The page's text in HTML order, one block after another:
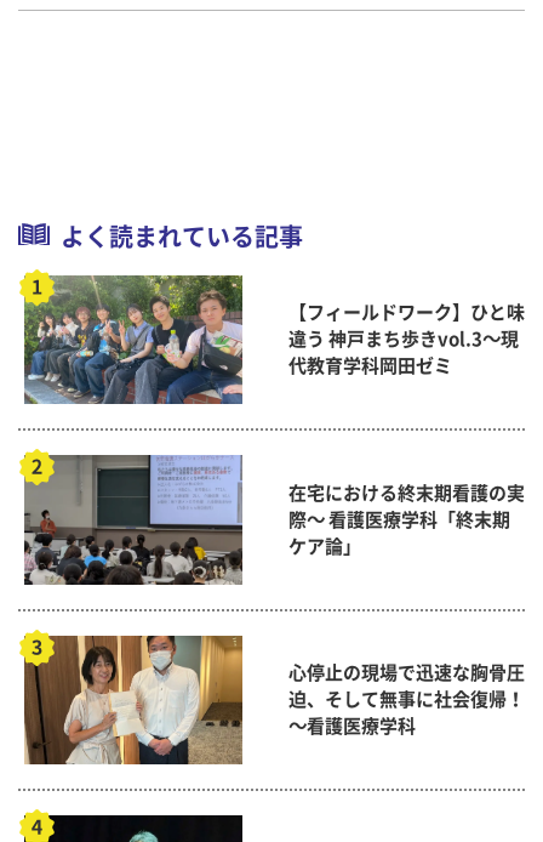
よく読まれている記事
【フィールドワーク】ひと味
違う 神戸まち歩きvol.3～現
代教育学科岡田ゼミ
在宅における終末期看護の実
際～ 看護医療学科「終末期
ケア論」
心停止の現場で迅速な胸骨圧
迫、そして無事に社会復帰！
～看護医療学科